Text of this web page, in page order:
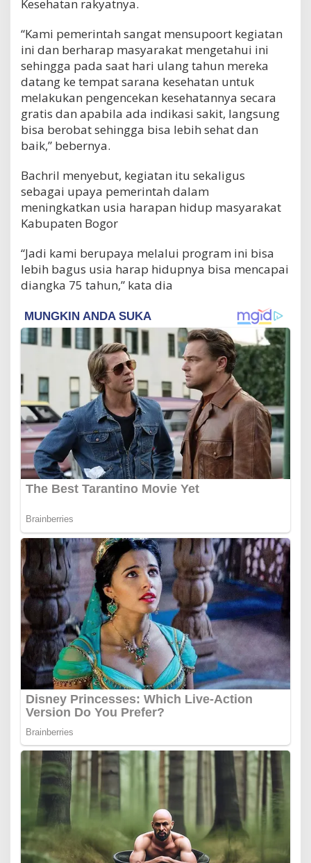
Kesehatan rakyatnya.
“Kami pemerintah sangat mensupoort kegiatan
ini dan berharap masyarakat mengetahui ini
sehingga pada saat hari ulang tahun mereka
datang ke tempat sarana kesehatan untuk
melakukan pengencekan kesehatannya secara
gratis dan apabila ada indikasi sakit, langsung
bisa berobat sehingga bisa lebih sehat dan
baik,” bebernya.
Bachril menyebut, kegiatan itu sekaligus
sebagai upaya pemerintah dalam
meningkatkan usia harapan hidup masyarakat
Kabupaten Bogor
“Jadi kami berupaya melalui program ini bisa
lebih bagus usia harap hidupnya bisa mencapai
diangka 75 tahun,” kata dia